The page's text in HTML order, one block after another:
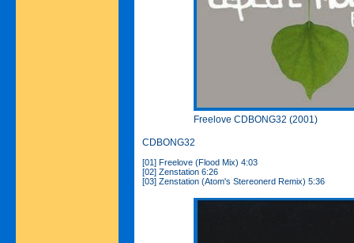
Freelove CDBONG32 (2001)
CDBONG32
[01] Freelove (Flood Mix) 4:03
[02] Zenstation 6:26
[03] Zenstation (Atom's Stereonerd Remix) 5:36